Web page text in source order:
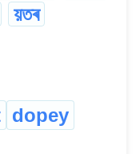
য়তৰ
dopey